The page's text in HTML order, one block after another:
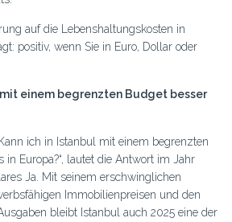
auf die Lebenshaltungskosten in
positiv, wenn Sie in Euro, Dollar oder
einem begrenzten Budget besser
ich in Istanbul mit einem begrenzten
in Europa?“, lautet die Antwort im Jahr
Ja. Mit seinem erschwinglichen
Immobilienpreisen und den
bleibt Istanbul auch 2025 eine der